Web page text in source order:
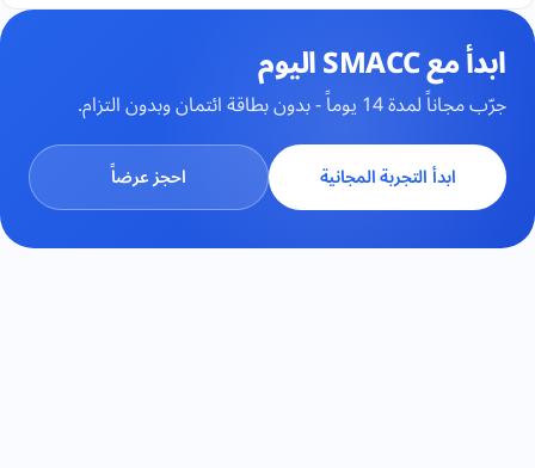
ابدأ مع SMACC اليوم
جرّب مجاناً لمدة 14 يوماً - بدون بطاقة ائتمان وبدون التزام.
ابدأ التجربة المجانية احجز عرضاً